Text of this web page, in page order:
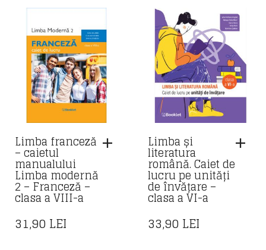
Limba franceză
– caietul
manualului
Limba modernă
2 – Franceză –
clasa a VIII-a
31,90 LEI
Limba și
literatura
română. Caiet de
lucru pe unități
de învățare –
clasa a VI-a
33,90 LEI